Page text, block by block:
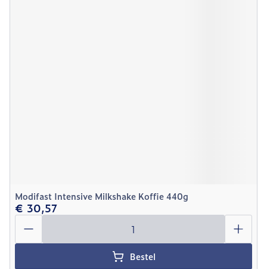
Modifast Intensive Milkshake Koffie 440g
€ 30,57
Aantal
Bestel